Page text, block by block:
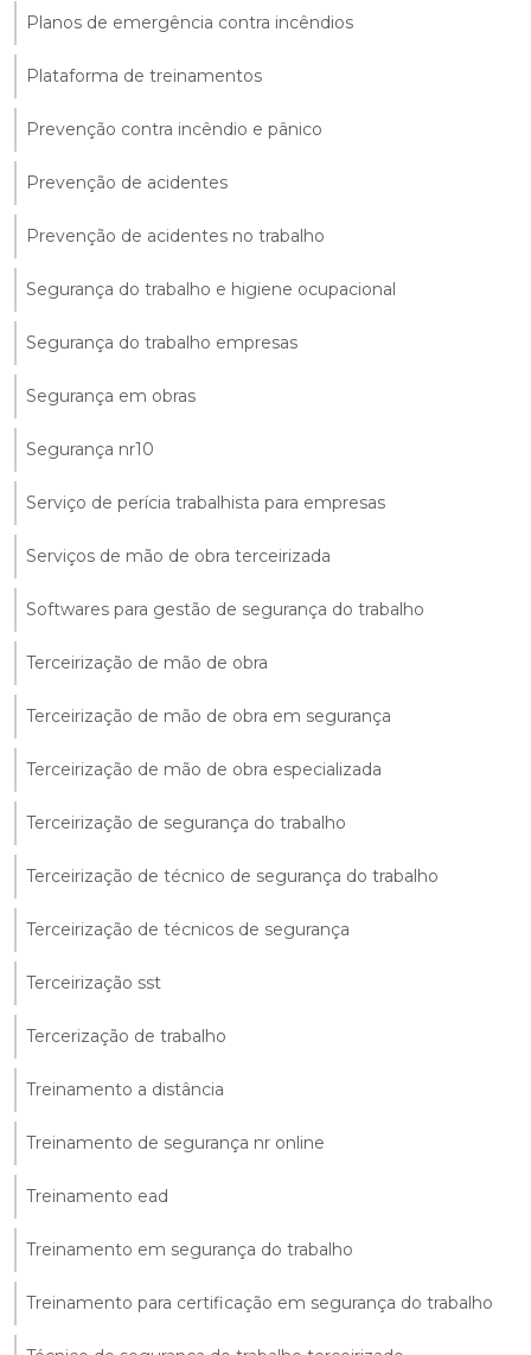
Planos de emergência contra incêndios
Plataforma de treinamentos
Prevenção contra incêndio e pânico
Prevenção de acidentes
Prevenção de acidentes no trabalho
Segurança do trabalho e higiene ocupacional
Segurança do trabalho empresas
Segurança em obras
Segurança nr10
Serviço de perícia trabalhista para empresas
Serviços de mão de obra terceirizada
Softwares para gestão de segurança do trabalho
Terceirização de mão de obra
Terceirização de mão de obra em segurança
Terceirização de mão de obra especializada
Terceirização de segurança do trabalho
Terceirização de técnico de segurança do trabalho
Terceirização de técnicos de segurança
Terceirização sst
Tercerização de trabalho
Treinamento a distância
Treinamento de segurança nr online
Treinamento ead
Treinamento em segurança do trabalho
Treinamento para certificação em segurança do trabalho